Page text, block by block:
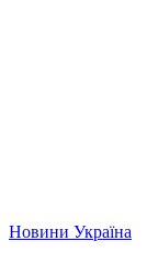
Новини Україна